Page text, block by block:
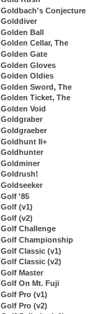
Goldbach's Conjecture
Golddiver
Golden Ball
Golden Cellar, The
Golden Gate
Golden Gloves
Golden Oldies
Golden Sword, The
Golden Ticket, The
Golden Void
Goldgraber
Goldgraeber
Goldhunt II+
Goldhunter
Goldminer
Goldrush!
Goldseeker
Golf '85
Golf (v1)
Golf (v2)
Golf Challenge
Golf Championship
Golf Classic (v1)
Golf Classic (v2)
Golf Master
Golf On Mt. Fuji
Golf Pro (v1)
Golf Pro (v2)